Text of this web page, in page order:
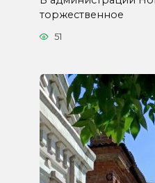
торжественное
51